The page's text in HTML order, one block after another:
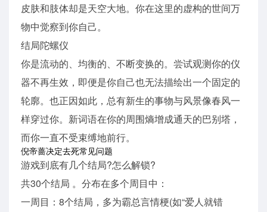
皮肤和肢体却是天空大地。你在这里的虚构的世间万
物中觉察到你自己。
结局陀螺仪
你是流动的、均衡的、不断变换的。尝试观测你的仪
器不再生效，即便是你自己也无法描绘出一个固定的
轮廓。也正因如此，总有新生的事物与风景像春风一
样穿过你。新词语在你的周围熵增成通天的巴别塔，
而你一直不受束缚地前行。
倪帝蔷决定去死常见问题
游戏到底有几个结局?怎么解锁?
共30个结局 。分布在多个周目中：
一周目：8个结局，多为霸总言情梗(如“爱人就错